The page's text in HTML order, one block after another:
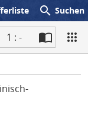
search Suchen
1 : -